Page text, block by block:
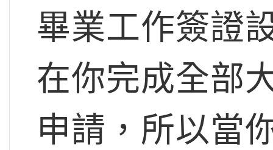
畢業工作簽證
在你完成全部
申請，所以當